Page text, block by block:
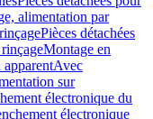
alimentation par
Pièces détachées
Montage en
apparentAvec
sur
électronique du
électronique